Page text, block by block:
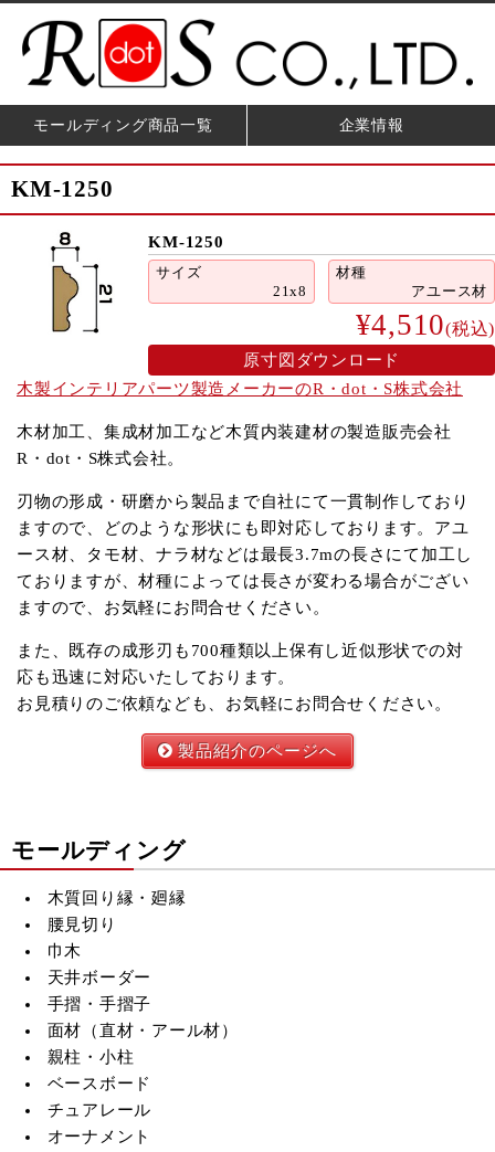
モールディング商品一覧 企業情報
KM-1250
KM-1250
サイズ
21x8
材種
アユース材
¥4,510(税込)
原寸図ダウンロード
木製インテリアパーツ製造メーカーのR・dot・S株式会社
木材加工、集成材加工など木質内装建材の製造販売会社
R・dot・S株式会社。
刃物の形成・研磨から製品まで自社にて一貫制作しており
ますので、どのような形状にも即対応しております。アユ
ース材、タモ材、ナラ材などは最長3.7mの長さにて加工し
ておりますが、材種によっては長さが変わる場合がござい
ますので、お気軽にお問合せください。
また、既存の成形刃も700種類以上保有し近似形状での対
応も迅速に対応いたしております。
お見積りのご依頼なども、お気軽にお問合せください。
製品紹介のページへ
モールディング
木質回り縁・廻縁
腰見切り
巾木
天井ボーダー
手摺・手摺子
面材（直材・アール材）
親柱・小柱
ベースボード
チュアレール
オーナメント